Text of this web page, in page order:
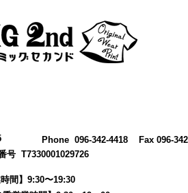
号 T7330001029726
​Phone 096-342-4418 Fax 096-
時間】9:30〜19:30